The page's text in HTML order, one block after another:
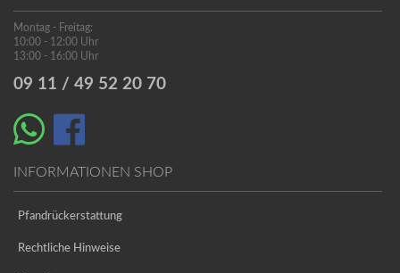
Montag - Freitag:
10:00 - 12:00 Uhr
13:00 - 16:00 Uhr
09 11 / 49 52 20 70
INFORMATIONEN SHOP
Pfandrückerstattung
Rechtliche Hinweise